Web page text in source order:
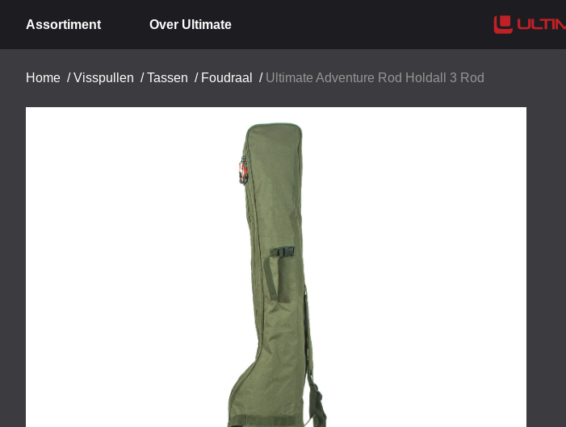
Assortiment Over Ultimate
Home /Visspullen /Tassen / Foudraal / Ultimate Adventure Rod Holdall 3 Rod